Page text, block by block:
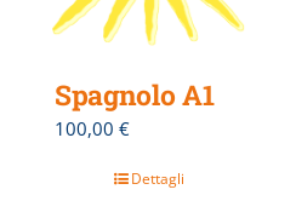
Spagnolo A1
100,00 €
Dettagli